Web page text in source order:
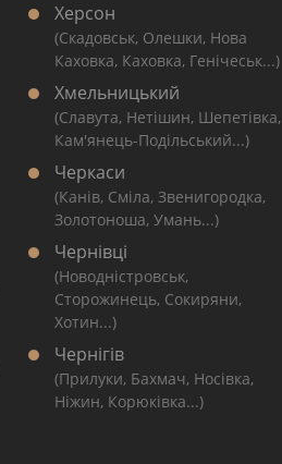
Херсон
(Скадовськ, Олешки, Нова
Каховка, Каховка, Генічеськ...)
Хмельницький
(Славута, Нетішин, Шепетівка,
Кам'янець-Подільський...)
Черкаси
(Канів, Сміла, Звенигородка,
Золотоноша, Умань...)
Чернівці
(Новодністровськ,
Сторожинець, Сокиряни,
Хотин...)
Чернігів
(Прилуки, Бахмач, Носівка,
Ніжин, Корюківка...)